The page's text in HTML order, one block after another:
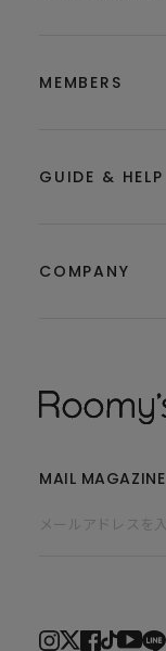
MEMBERS
GUIDE & HELP
COMPANY
MAIL MAGAZINE